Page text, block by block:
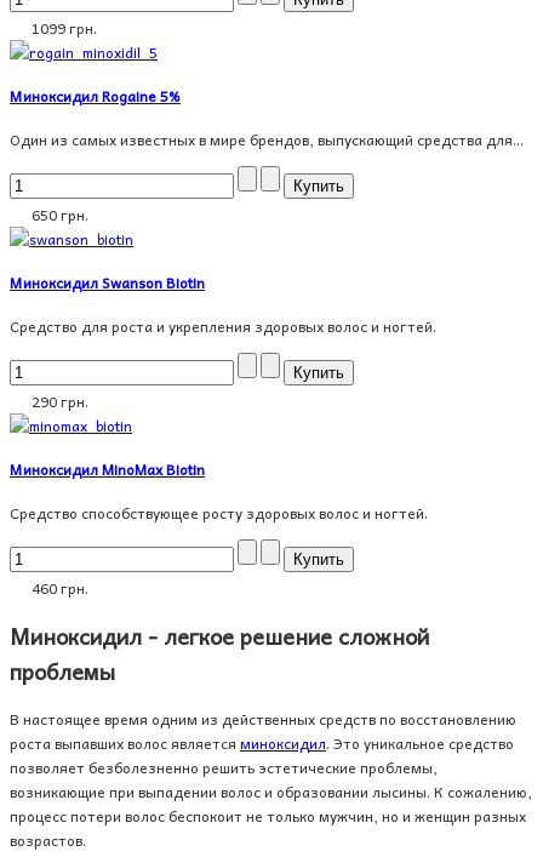
1099 грн.
Миноксидил Rogaine 5%
Oдин из самых известных в мире брендов, выпускающий средства для...
650 грн.
Миноксидил Swanson Biotin
Средство для роста и укрепления здоровых волос и ногтей.
290 грн.
Миноксидил MinoMax Biotin
Средство способствующее росту здоровых волос и ногтей.
460 грн.
Миноксидил - легкое решение сложной
проблемы
В настоящее время одним из действенных средств по восстановлению
роста выпавших волос является миноксидил. Это уникальное средство
позволяет безболезненно решить эстетические проблемы,
возникающие при выпадении волос и образовании лысины. К сожалению,
процесс потери волос беспокоит не только мужчин, но и женщин разных
возрастов.